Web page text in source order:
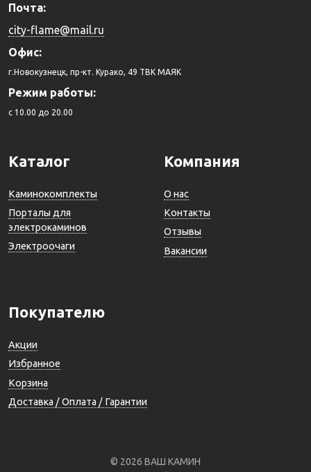
Почта:
city-flame@mail.ru
Офис:
г.Новокузнецк, пр-кт. Курако, 49 ТВК МАЯК
Режим работы:
c 10.00 до 20.00
Каталог
Каминокомплекты
Порталы для
электрокаминов
Электроочаги
Компания
О нас
Контакты
Отзывы
Вакансии
Покупателю
Акции
Избранное
Корзина
Доставка / Оплата / Гарантии
© 2026 ВАШ КАМИН